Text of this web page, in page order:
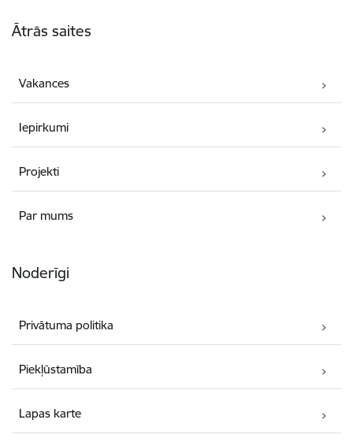
Ātrās saites
Vakances
Iepirkumi
Projekti
Par mums
Noderīgi
Privātuma politika
Piekļūstamība
Lapas karte